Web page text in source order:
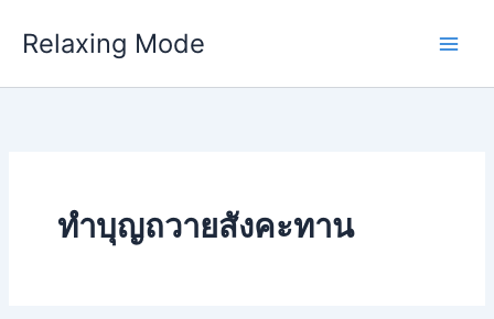
Relaxing Mode
ทำบุญถวายสังคะทาน